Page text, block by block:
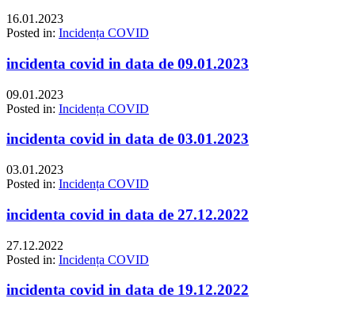
16.01.2023
Posted in: Incidența COVID
incidenta covid in data de 09.01.2023
09.01.2023
Posted in: Incidența COVID
incidenta covid in data de 03.01.2023
03.01.2023
Posted in: Incidența COVID
incidenta covid in data de 27.12.2022
27.12.2022
Posted in: Incidența COVID
incidenta covid in data de 19.12.2022